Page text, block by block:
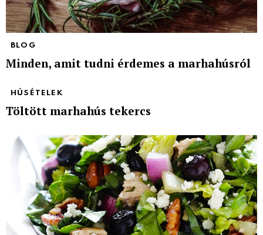
BLOG
Minden, amit tudni érdemes a marhahúsról
HÚSÉTELEK
Töltött marhahús tekercs